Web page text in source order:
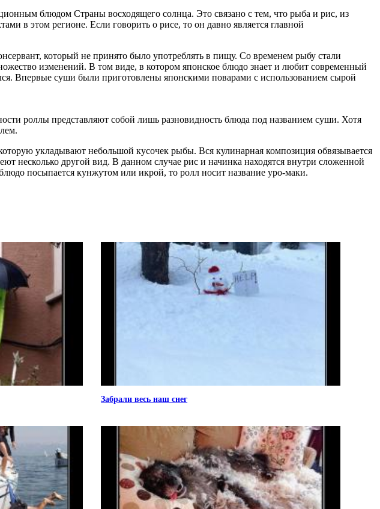
блюдом Страны восходящего солнца. Это связано с тем, что рыба и рис, из
в этом регионе. Если говорить о рисе, то он давно является главной
который не принято было употреблять в пищу. Со временем рыбу стали
изменений. В том виде, в котором японское блюдо знает и любит современный
Впервые суши были приготовлены японскими поварами с использованием сырой
роллы представляют собой лишь разновидность блюда под названием суши. Хотя
укладывают небольшой кусочек рыбы. Вся кулинарная композиция обвязывается
несколько другой вид. В данном случае рис и начинка находятся внутри сложенной
посыпается кунжутом или икрой, то ролл носит название уро-маки.
Забрали весь наш снег